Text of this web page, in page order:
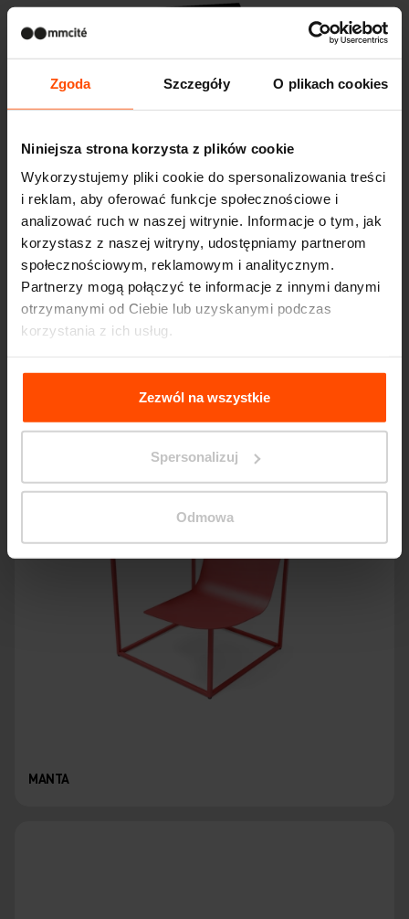
Zgoda Szczegóły O plikach cookies
Niniejsza strona korzysta z plików cookie
Wykorzystujemy pliki cookie do spersonalizowania treści
i reklam, aby oferować funkcje społecznościowe i
analizować ruch w naszej witrynie. Informacje o tym, jak
korzystasz z naszej witryny, udostępniamy partnerom
społecznościowym, reklamowym i analitycznym.
Partnerzy mogą połączyć te informacje z innymi danymi
otrzymanymi od Ciebie lub uzyskanymi podczas
korzystania z ich usług.
Więcej informacji można znaleźć na stroniePrinciples
Relating to the Processing Personal Data
Zezwól na wszystkie
Spersonalizuj
Odmowa
STACK
ławki parkowe
Podobne produkty
MANTA